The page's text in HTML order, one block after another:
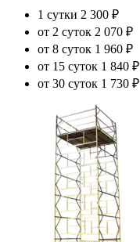
1 сутки 2 300 ₽
от 2 суток 2 070 ₽
от 8 суток 1 960 ₽
от 15 суток 1 840 ₽
от 30 суток 1 730 ₽